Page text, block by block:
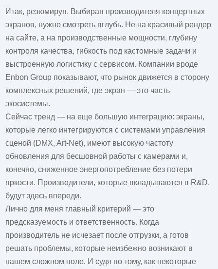
Итак, резюмируя. Выбирая производителя концертных
экранов, нужно смотреть вглубь. Не на красивый рендер
на сайте, а на производственные мощности, глубину
контроля качества, гибкость под кастомные задачи и
выстроенную логистику с сервисом. Компании вроде
Enbon Group показывают, что рынок движется в сторону
комплексных решений, где экран — это часть
экосистемы.
Сейчас тренд — на еще большую интеграцию: экраны,
которые легко интегрируются с системами управления
сценой (DMX, Art-Net), имеют высокую частоту
обновления для бесшовной работы с камерами и,
конечно, сниженное энергопотребление без потери
яркости. Производители, которые вкладываются в R&D,
будут здесь впереди.
Лично для меня главный критерий — это
предсказуемость и ответственность. Когда
производитель не исчезает после отгрузки, а готов
решать проблемы, которые неизбежно возникают в
нашем сложном поле. И судя по тому, как некоторые